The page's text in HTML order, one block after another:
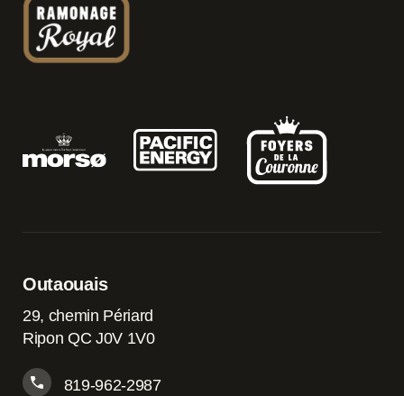
Outaouais
29, chemin Périard
Ripon QC J0V 1V0
819-962-2987